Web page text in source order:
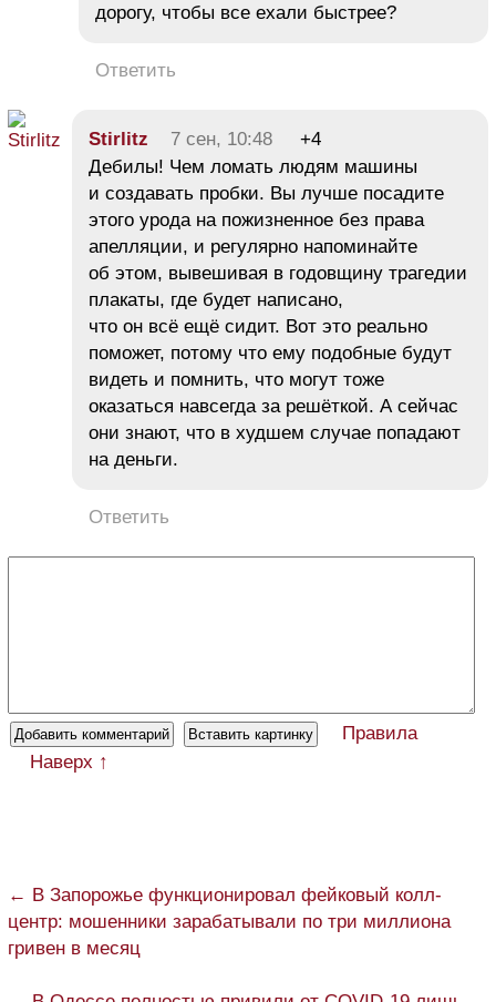
дорогу, чтобы все ехали быстрее?
Ответить
Stirlitz 7 сен, 10:48
+4
Дебилы! Чем ломать людям машины
и создавать пробки. Вы лучше посадите
этого урода на пожизненное без права
апелляции, и регулярно напоминайте
об этом, вывешивая в годовщину трагедии
плакаты, где будет написано,
что он всё ещё сидит. Вот это реально
поможет, потому что ему подобные будут
видеть и помнить, что могут тоже
оказаться навсегда за решёткой. А сейчас
они знают, что в худшем случае попадают
на деньги.
Ответить
Правила
Наверх ↑
← В Запорожье функционировал фейковый колл-
центр: мошенники зарабатывали по три миллиона
гривен в месяц